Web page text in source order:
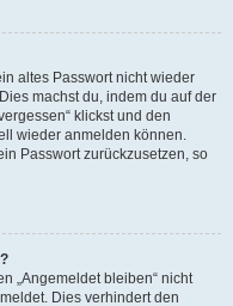
altes Passwort nicht wieder
machst du, indem du auf der
klickst und den
wieder anmelden können.
Passwort zurückzusetzen, so
„Angemeldet bleiben“ nicht
Dies verhindert den